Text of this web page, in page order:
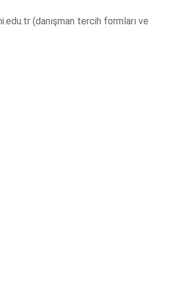
(danışman tercih formları ve